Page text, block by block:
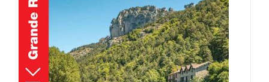
AJOUTER AU PANIER / DÉTAILS